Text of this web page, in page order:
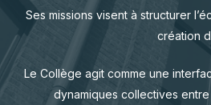
Ovins & Caprins
Porcs
Ses missions visent à structurer
création
Le Collège agit comme une
dynamiques collectives entre